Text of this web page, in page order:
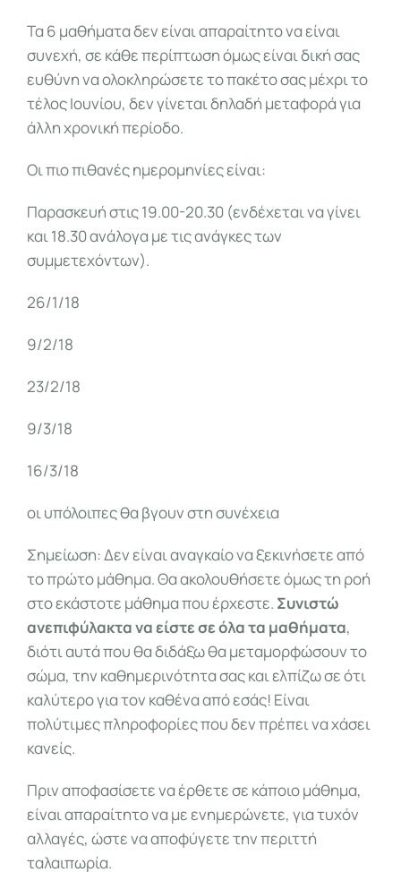
Τα 6 μαθήματα δεν είναι απαραίτητο να είναι
συνεχή, σε κάθε περίπτωση όμως είναι δική σας
ευθύνη να ολοκληρώσετε το πακέτο σας μέχρι το
τέλος Ιουνίου, δεν γίνεται δηλαδή μεταφορά για
άλλη χρονική περίοδο.
Οι πιο πιθανές ημερομηνίες είναι:
Παρασκευή στις 19.00-20.30 (ενδέχεται να γίνει
και 18.30 ανάλογα με τις ανάγκες των
συμμετεχόντων).
26/1/18
9/2/18
23/2/18
9/3/18
16/3/18
οι υπόλοιπες θα βγουν στη συνέχεια
Σημείωση: Δεν είναι αναγκαίο να ξεκινήσετε από
το πρώτο μάθημα. Θα ακολουθήσετε όμως τη ροή
στο εκάστοτε μάθημα που έρχεστε. Συνιστώ
ανεπιφύλακτα να είστε σε όλα τα μαθήματα,
διότι αυτά που θα διδάξω θα μεταμορφώσουν το
σώμα, την καθημερινότητα σας και ελπίζω σε ότι
καλύτερο για τον καθένα από εσάς! Είναι
πολύτιμες πληροφορίες που δεν πρέπει να χάσει
κανείς.
Πριν αποφασίσετε να έρθετε σε κάποιο μάθημα,
είναι απαραίτητο να με ενημερώνετε, για τυχόν
αλλαγές, ώστε να αποφύγετε την περιττή
ταλαιπωρία.